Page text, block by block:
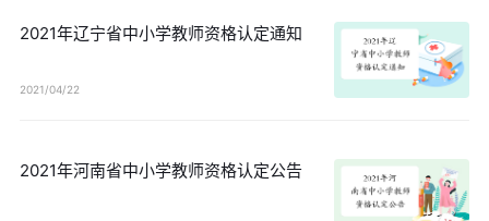
2021年辽宁省中小学教师资格认定通知
2021/04/22
2021年河南省中小学教师资格认定公告